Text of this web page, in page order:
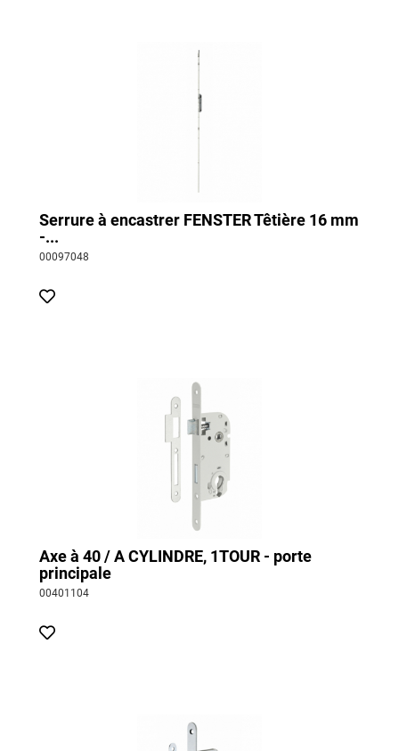
Serrure à encastrer FENSTER Têtière 16 mm
-...
00097048
Axe à 40 / A CYLINDRE, 1TOUR - porte
principale
00401104